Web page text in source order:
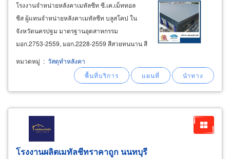
โรงงานจำหน่ายหลังคาเมทัลชีท ซี.เค.เม็ททอล
ชีส ผู้แทนจำหน่ายหลังคาเมทัลชีท บลูสโคป ใน
จังหวัดนครปฐม มาตรฐานอุตสาหกรรม
มอก.2753-2559, มอก.2228-2559 สีสวยทนนาน สี
ถึง 30 ปี รับประกันสีไม่ซีดจาง 10 ปี จำหน่ายแผ่น
เมทัลชีทเหล็กเคลือบสี คัลเลอร์บอนด์
หมวดหมู่ : วัสดุทำหลังคา
โรงงานผลิตเมทัลชีทราคาถูก นนทบุรี